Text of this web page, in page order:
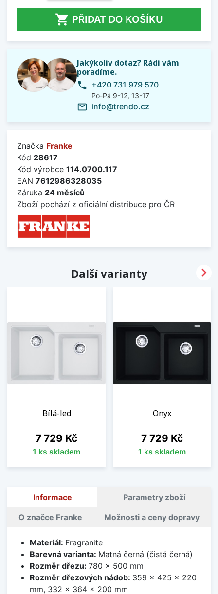
 PŘIDAT DO KOŠÍKU
Jakýkoliv dotaz? Rádi vám
poradíme.
phone +420 731 979 570
Po-Pá 9-12, 13-17
mail_outline info@trendo.cz
Značka Franke
Kód 28617
Kód výrobce 114.0700.117
EAN 7612986328035
Záruka 24 měsíců
Zboží pochází z oficiální distribuce pro ČR
Další varianty
Bílá-led
Cena
7 729 Kč
1 ks skladem
Onyx
Cena
7 729 Kč
1 ks skladem

Informace Parametry zboží
O značce Franke Možnosti a ceny dopravy
Materiál: Fragranite
Barevná varianta: Matná černá (čistá černá)
Rozměr dřezu: 780 x 500 mm
Rozměr dřezových nádob: 359 x 425 x 220
mm, 332 x 364 x 200 mm